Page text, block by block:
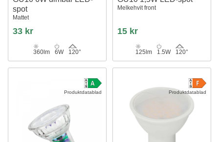
spot
Mattet
33 kr
360lm 6W 120°
Melkehvit front
15 kr
125lm 1.5W 120°
Produktdatablad Produktdatablad